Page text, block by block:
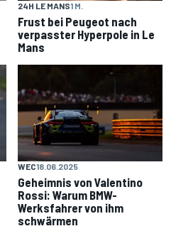
24H LE MANS1 M.
Frust bei Peugeot nach
verpasster Hyperpole in Le
Mans
WEC18.06.2025
Geheimnis von Valentino
Rossi: Warum BMW-
Werksfahrer von ihm
schwärmen